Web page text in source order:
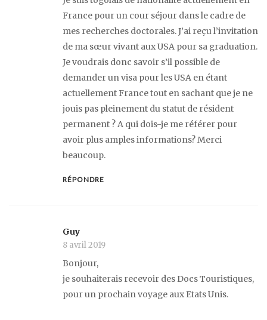
France pour un cour séjour dans le cadre de
mes recherches doctorales. J’ai reçu l’invitation
de ma sœur vivant aux USA pour sa graduation.
Je voudrais donc savoir s’il possible de
demander un visa pour les USA en étant
actuellement France tout en sachant que je ne
jouis pas pleinement du statut de résident
permanent ? A qui dois-je me référer pour
avoir plus amples informations? Merci
beaucoup.
RÉPONDRE
Guy
8 avril 2019
Bonjour,
je souhaiterais recevoir des Docs Touristiques,
pour un prochain voyage aux Etats Unis.